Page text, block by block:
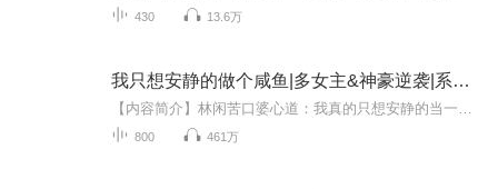
430 13.6万
我只想安静的做个咸鱼|多女主&神豪逆袭|系统开挂|多人有声剧
800 461万